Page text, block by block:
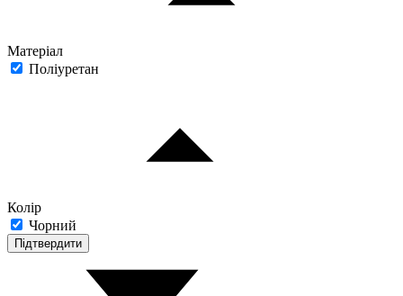
Матеріал
Поліуретан
Колір
Чорний
Підтвердити